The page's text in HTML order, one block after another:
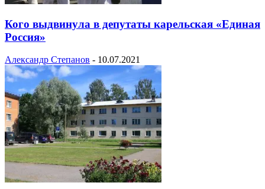
Кого выдвинула в депутаты карельская «Единая
Россия»
Александр Степанов - 10.07.2021